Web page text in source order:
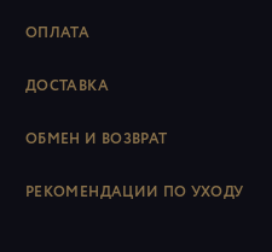
ОПЛАТА
ДОСТАВКА
ОБМЕН И ВОЗВРАТ
РЕКОМЕНДАЦИИ ПО УХОДУ